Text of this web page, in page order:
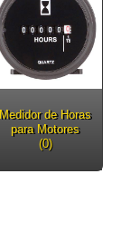
Medidor de Horas
para Motores
(0)